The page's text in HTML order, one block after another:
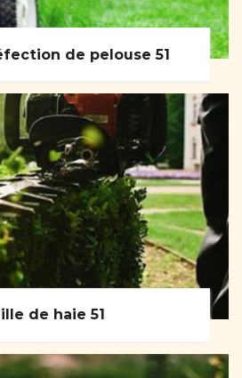
de pelouse 51
de haie 51